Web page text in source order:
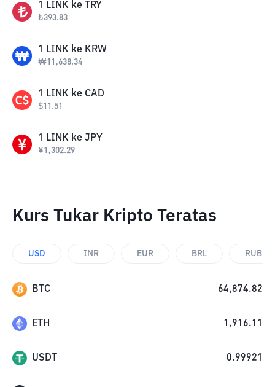
1 LINK ke TRY
₺393.83
1 LINK ke KRW
₩11,638.34
1 LINK ke CAD
$11.51
1 LINK ke JPY
¥1,302.29
Kurs Tukar Kripto Teratas
USD INR EUR BRL RUB
BTC 64,874.82
ETH 1,916.11
USDT 0.99921